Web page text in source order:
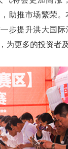
助推市场繁荣
步提升洪大国
为更多的投资者